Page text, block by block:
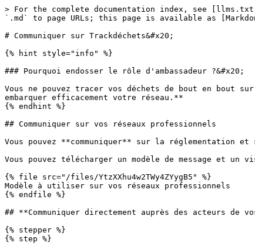
> For the complete documentation index, see
`.md` to page URLs; this page is available as
# Communiquer sur Trackdéchets&#x20;
{% hint style="info" %}
### Pourquoi endosser le rôle d'ambassadeur ?&#x20;
Vous ne pouvez tracer vos déchets de bout en bout
embarquer efficacement votre réseau.**
{% endhint %}
## Communiquer sur vos réseaux professionnels
Vous pouvez **communiquer** sur la réglementation
Vous pouvez télécharger un modèle de message et un
{% file src="/files/YtzXXhu4w2TWy4ZYygB5" %}
Modèle à utiliser sur vos réseaux professionnels
{% endfile %}
## **Communiquer directement auprès des acteurs de
{% stepper %}
{% step %}